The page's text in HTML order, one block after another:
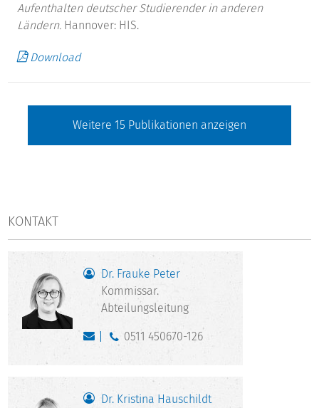
Aufenthalten deutscher Studierender in anderen
Ländern. Hannover: HIS.
Download
Weitere 15 Publikationen anzeigen
KONTAKT
Dr. Frauke Peter
Kommissar.
Abteilungsleitung
0511 450670-126
Dr. Kristina Hauschildt